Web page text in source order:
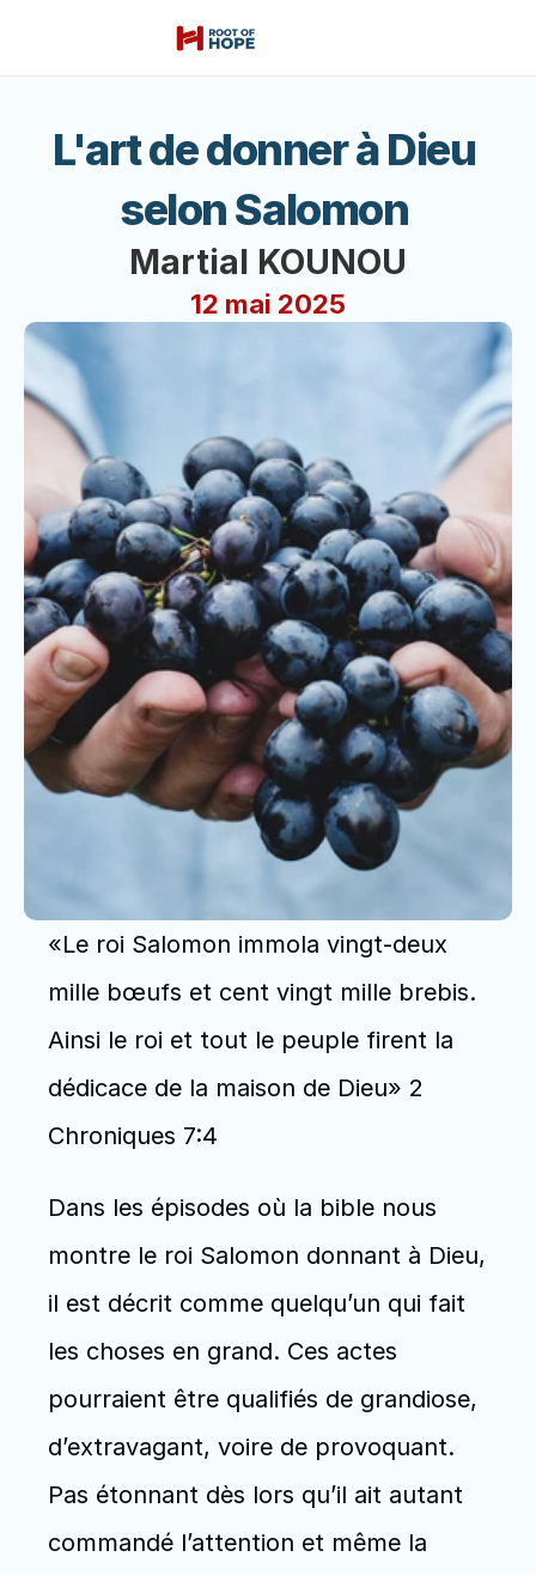
L'art de donner à Dieu
selon Salomon
Martial KOUNOU
12 mai 2025
«Le roi Salomon immola vingt-deux
mille bœufs et cent vingt mille brebis.
Ainsi le roi et tout le peuple firent la
dédicace de la maison de Dieu» 2
Chroniques 7:4
Dans les épisodes où la bible nous
montre le roi Salomon donnant à Dieu,
il est décrit comme quelqu’un qui fait
les choses en grand. Ces actes
pourraient être qualifiés de grandiose,
d’extravagant, voire de provoquant.
Pas étonnant dès lors qu’il ait autant
commandé l’attention et même la